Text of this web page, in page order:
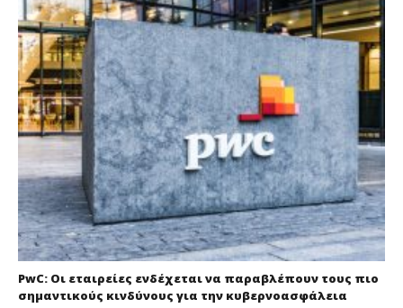
PwC: Οι εταιρείες ενδέχεται να παραβλέπουν τους πιο
σημαντικούς κινδύνους για την κυβερνοασφάλεια